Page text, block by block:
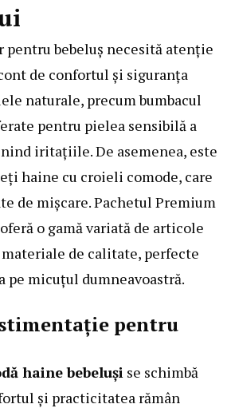
pentru bebeluș necesită atenție
de confortul și siguranța
naturale, precum bumbacul
pentru pielea sensibilă a
iritațiile. De asemenea, este
haine cu croieli comode, care
de mișcare.Pachetul Premium
o gamă variată de articole
de calitate, perfecte
pe micuțul dumneavoastră.
pentru
haine bebeluși se schimbă
și practicitatea rămân